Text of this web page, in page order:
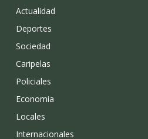
Actualidad
Deportes
Sociedad
Caripelas
Policiales
Economia
Locales
Internacionales